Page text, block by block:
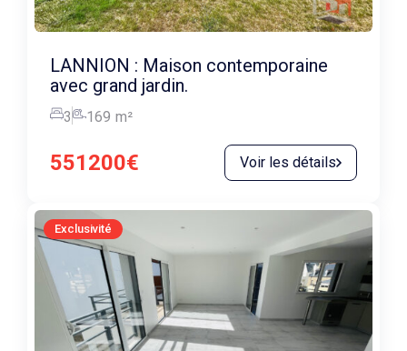
LANNION : Maison contemporaine
avec grand jardin.
3 169 m²
551200€ Voir les détails
Exclusivité